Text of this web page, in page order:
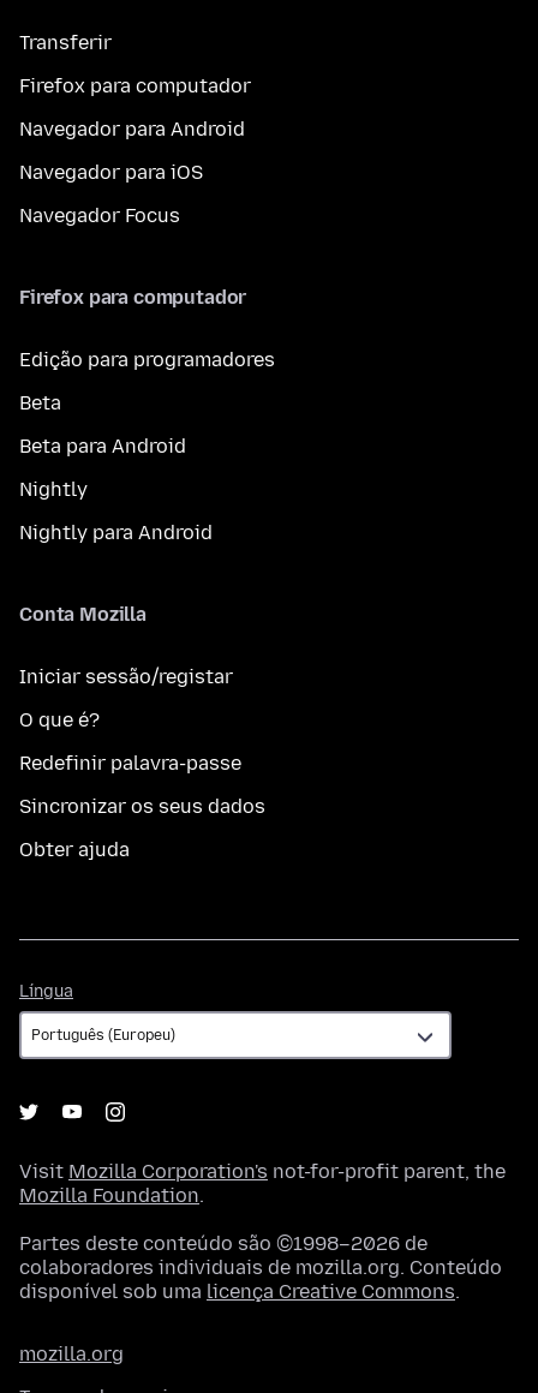
Transferir
Firefox para computador
Navegador para Android
Navegador para iOS
Navegador Focus
Firefox para computador
Edição para programadores
Beta
Beta para Android
Nightly
Nightly para Android
Conta Mozilla
Iniciar sessão/registar
O que é?
Redefinir palavra-passe
Sincronizar os seus dados
Obter ajuda
Língua
Visit Mozilla Corporation's not-for-profit parent, the
Mozilla Foundation.
Partes deste conteúdo são ©1998–2026 de
colaboradores individuais de mozilla.org. Conteúdo
disponível sob uma licença Creative Commons.
mozilla.org